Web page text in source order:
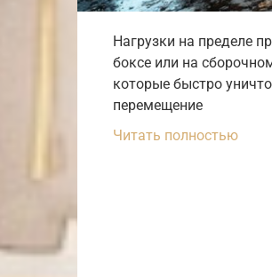
Нагрузки на пределе
боксе или на
которые быстро
перемещение
Читать полностью